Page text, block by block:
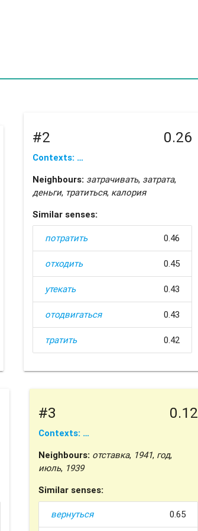
#2 0.26
Contexts: …
Neighbours: затрачивать, затрата,
деньги, тратиться, калория
Similar senses:
потратить 0.46
отходить 0.45
утекать 0.43
отодвигаться 0.43
тратить 0.42
#3 0.12
Contexts: …
Neighbours: отставка, 1941, год,
июль, 1939
Similar senses:
вернуться 0.65